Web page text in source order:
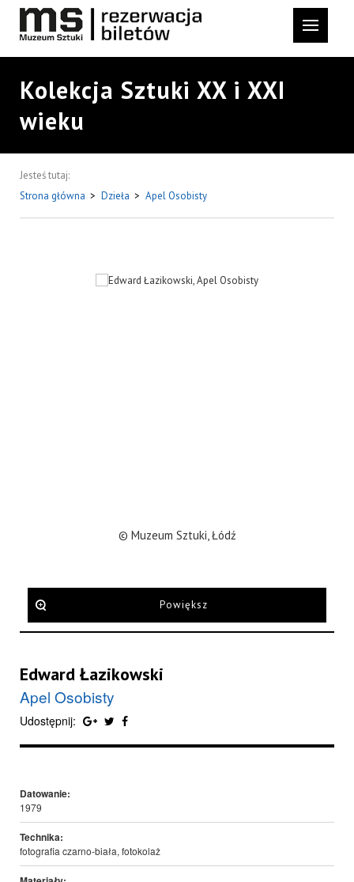
Kolekcja Sztuki XX i XXI
wieku
Jesteś tutaj:
Strona główna > Dzieła > Apel Osobisty
© Muzeum Sztuki, Łódź
Powiększ
Edward Łazikowski
Apel Osobisty
Udostępnij:
Datowanie:
1979
Technika:
fotografia czarno-biała, fotokolaż